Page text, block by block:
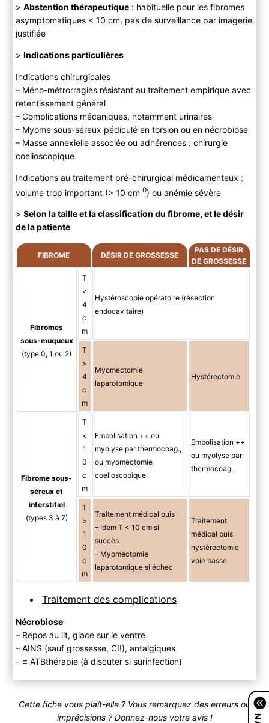
> Abstention thérapeutique: habituelle pour les fibromes
asymptomatiques < 10 cm, pas de surveillance par imagerie
justifiée
> Indications particulières
Indications chirurgicales
– Méno-métrorragies résistant au traitement empirique avec
retentissement général
– Complications mécaniques, notamment urinaires
– Myome sous-séreux pédiculé en torsion ou en nécrobiose
– Masse annexielle associée ou adhérences : chirurgie
coelioscopique
Indications au traitement pré-chirurgical médicamenteux :
volume trop important (> 10 cm 0) ou anémie sévère
> Selon la taille et la classification du fibrome, et le désir
de la patiente
FIBROME DÉSIR DE GROSSESSE
PAS DE DÉSIR
DE GROSSESSE
Fibromes
sous-muqueux
(type 0, 1 ou 2)
T
<
4
c
m
Hystéroscopie opératoire (résection
endocavitaire)
T
>
4
c
m
Myomectomie
laparotomique
Hystérectomie
Fibrome sous-
séreux et
interstitiel
(types 3 à 7)
T
<
1
0
c
m
Embolisation ++ ou
myolyse par thermocoag.,
ou myomectomie
coelioscopique
Embolisation ++
ou myolyse par
thermocoag.
T
>
1
0
c
m
Traitement médical puis
– Idem T < 10 cm si
succès
– Myomectomie
laparotomique si échec
Traitement
médical puis
hystérectomie
voie basse
Traitement des complications
Nécrobiose
– Repos au lit, glace sur le ventre
– AINS (sauf grossesse, CI!), antalgiques
– ± ATBthérapie (à discuter si surinfection)
Cette fiche vous plaît-elle ? Vous remarquez des erreurs ou
imprécisions ? Donnez-nous votre avis !